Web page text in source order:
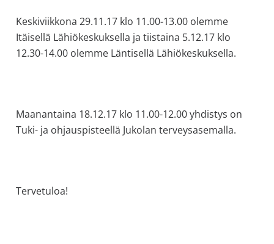
Keskiviikkona 29.11.17 klo 11.00-13.00 olemme
Itäisellä Lähiökeskuksella ja tiistaina 5.12.17 klo
12.30-14.00 olemme Läntisellä Lähiökeskuksella.
Maanantaina 18.12.17 klo 11.00-12.00 yhdistys on
Tuki- ja ohjauspisteellä Jukolan terveysasemalla.
Tervetuloa!